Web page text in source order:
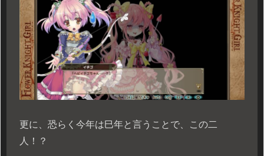
更に、恐らく今年は巳年と言うことで、この二
人！？